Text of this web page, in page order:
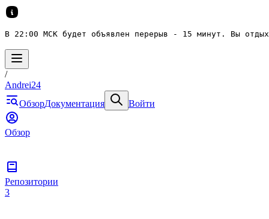
В 22:00 МСК будет объявлен перерыв - 15 минут. Вы
/
Andrei24
ОбзорДокументация Войти
Обзор
Репозитории
3